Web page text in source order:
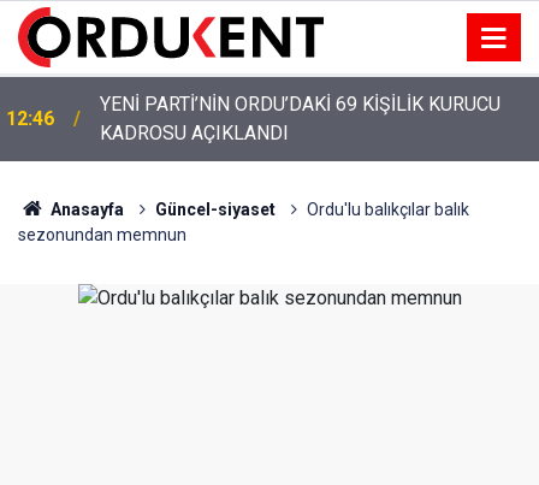
12:46
YENİ PARTİ’NİN ORDU’DAKİ 69 KİŞİLİK KURUCU
KADROSU AÇIKLANDI
12:22
YENİ PARTİ ALTINORDU’DA KURUCU YÖNETİMİNİ
AÇIKLADI
Anasayfa Güncel-siyaset
Ordu'lu balıkçılar balık
sezonundan memnun